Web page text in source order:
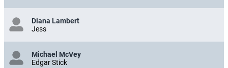
Diana Lambert
Jess
Michael McVey
Edgar Stick